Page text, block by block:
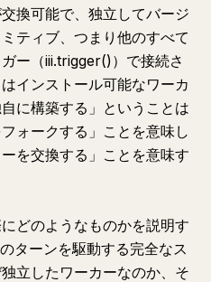
換可能で、独立してバージ
ティブ、つまり他のすべて
ー（iii.trigger()）で接続さ
インストール可能なワーカ
に構築する」ということは
ォークする」ことを意味し
を交換する」ことを意味す
どのようなものかを説明す
ターンを駆動する完全なス
立したワーカーなのか、そ